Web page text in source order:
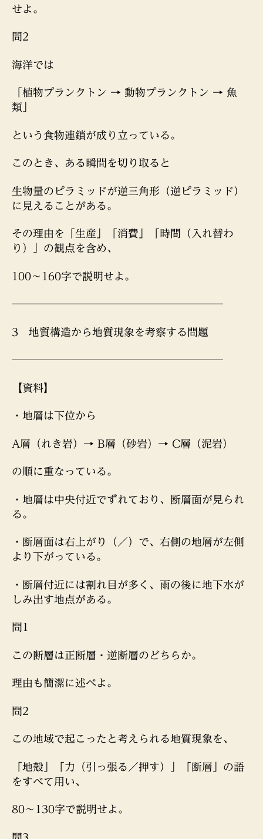
せよ。
問2
海洋では
「植物プランクトン → 動物プランクトン → 魚
類」
という食物連鎖が成り立っている。
このとき、ある瞬間を切り取ると
生物量のピラミッドが逆三角形（逆ピラミッド）
に見えることがある。
その理由を「生産」「消費」「時間（入れ替わ
り）」の観点を含め、
100〜160字で説明せよ。
────────────────────
3 地質構造から地質現象を考察する問題
────────────────────
【資料】
・地層は下位から
A層（れき岩）→ B層（砂岩）→ C層（泥岩）
の順に重なっている。
・地層は中央付近でずれており、断層面が見られ
る。
・断層面は右上がり（／）で、右側の地層が左側
より下がっている。
・断層付近には割れ目が多く、雨の後に地下水が
しみ出す地点がある。
問1
この断層は正断層・逆断層のどちらか。
理由も簡潔に述べよ。
問2
この地域で起こったと考えられる地質現象を、
「地殻」「力（引っ張る／押す）」「断層」の語
をすべて用い、
80〜130字で説明せよ。